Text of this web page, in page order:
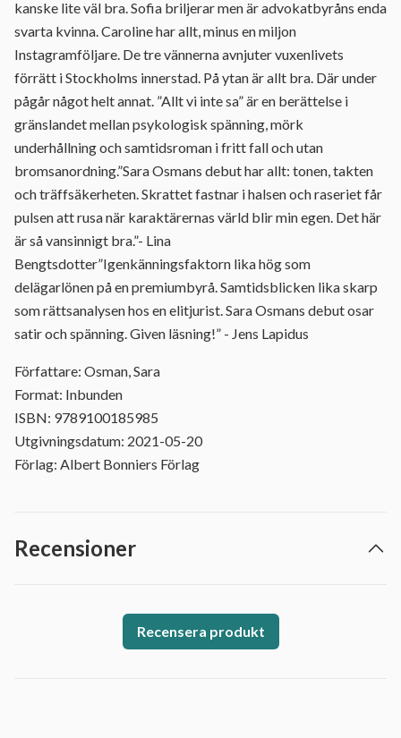
kanske lite väl bra. Sofia briljerar men är advokatbyråns enda
svarta kvinna. Caroline har allt, minus en miljon
Instagramföljare. De tre vännerna avnjuter vuxenlivets
förrätt i Stockholms innerstad. På ytan är allt bra. Där under
pågår något helt annat. ”Allt vi inte sa” är en berättelse i
gränslandet mellan psykologisk spänning, mörk
underhållning och samtidsroman i fritt fall och utan
bromsanordning.”Sara Osmans debut har allt: tonen, takten
och träffsäkerheten. Skrattet fastnar i halsen och raseriet får
pulsen att rusa när karaktärernas värld blir min egen. Det här
är så vansinnigt bra.”- Lina
Bengtsdotter”Igenkänningsfaktorn lika hög som
delägarlönen på en premiumbyrå. Samtidsblicken lika skarp
som rättsanalysen hos en elitjurist. Sara Osmans debut osar
satir och spänning. Given läsning!” - Jens Lapidus
Författare: Osman, Sara
Format: Inbunden
ISBN: 9789100185985
Utgivningsdatum: 2021-05-20
Förlag: Albert Bonniers Förlag
Recensioner
Recensera produkt